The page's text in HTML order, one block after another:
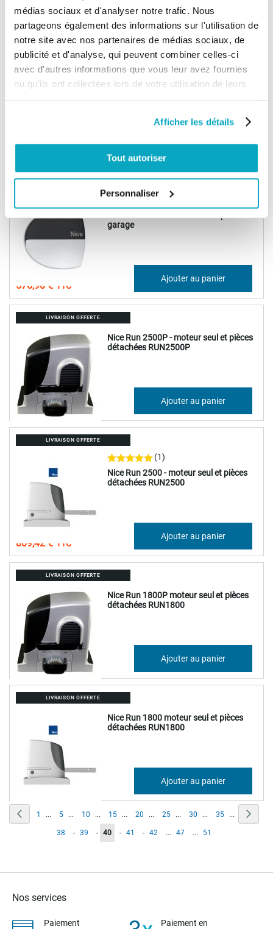
médias sociaux et d'analyser notre trafic. Nous
partageons également des informations sur l'utilisation de
notre site avec nos partenaires de médias sociaux, de
publicité et d'analyse, qui peuvent combiner celles-ci
avec d'autres informations que vous leur avez fournies
ou qu'ils ont collectées lors de votre utilisation de leurs
Afficher les détails
Tout autoriser
Personnaliser
779,31 €
649,42 € Ajouter au panier
Rail pré-monté pour motorisation de
garage Nice SNA6
Ajouter au panier
garage
(2)
576,90 €
Ajouter au panier
LIVRAISON OFFERTE
Nice Run 2500P - moteur seul et pièces
détachées RUN2500P
1 163,91 €
969,92 € Ajouter au panier
LIVRAISON OFFERTE
Nice Run 2500 - moteur seul et pièces
détachées RUN2500
(1)
809,42 €
Ajouter au panier
LIVRAISON OFFERTE
Nice Run 1800P moteur seul et pièces
détachées RUN1800
827,76 €
689,80 € Ajouter au panier
LIVRAISON OFFERTE
Nice Run 1800 moteur seul et pièces
détachées RUN1800
720,02 €
600,02 € Ajouter au panier
Page
Page
Précédent
Page
1 ... 5 ... 10 ... 15 ... 20 ... 25 ... 30 ... 35 ...
Page
38 - Page
39 - Vous
40 - Page
41 - Page
42 ... 47 ... Page
51
Nos services
Paiement
Paiement en